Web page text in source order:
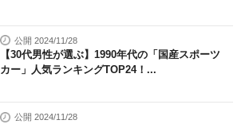
公開 2024/11/28
【30代男性が選ぶ】1990年代の「国産スポーツ
カー」人気ランキングTOP24！...
公開 2024/11/28